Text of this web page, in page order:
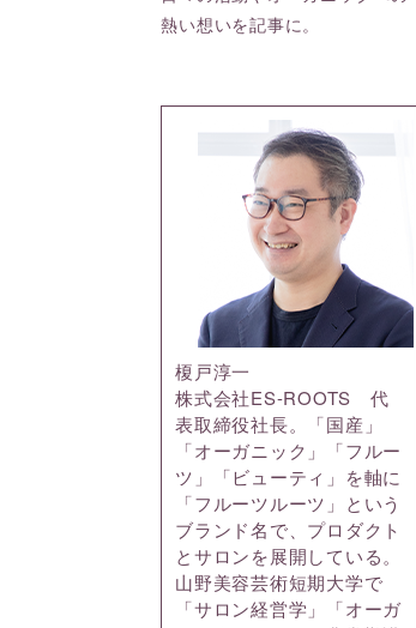
熱い想いを記事に。
榎戸淳一
株式会社ES-ROOTS 代
表取締役社長。「国産」
「オーガニック」「フルー
ツ」「ビューティ」を軸に
「フルーツルーツ」という
ブランド名で、プロダクト
とサロンを展開している。
山野美容芸術短期大学で
「サロン経営学」「オーガ